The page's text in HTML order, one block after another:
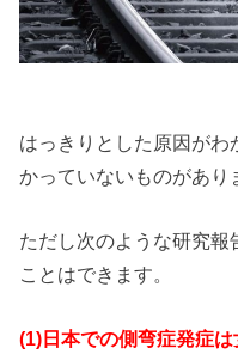
はっきりとした原因が
かっていないものがあり
ただし次のような研究報
ことはできます。
(1)日本での側弯症発症